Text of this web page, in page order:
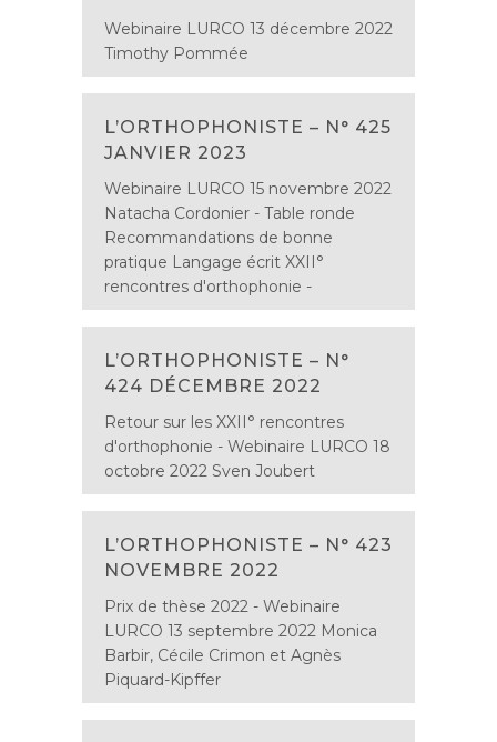
Webinaire LURCO 13 décembre 2022
Timothy Pommée
L’ORTHOPHONISTE – N° 425
JANVIER 2023
Webinaire LURCO 15 novembre 2022
Natacha Cordonier - Table ronde
Recommandations de bonne
pratique Langage écrit XXII°
rencontres d'orthophonie -
L’ORTHOPHONISTE – N°
424 DÉCEMBRE 2022
Retour sur les XXII° rencontres
d'orthophonie - Webinaire LURCO 18
octobre 2022 Sven Joubert
L’ORTHOPHONISTE – N° 423
NOVEMBRE 2022
Prix de thèse 2022 - Webinaire
LURCO 13 septembre 2022 Monica
Barbir, Cécile Crimon et Agnès
Piquard-Kipffer